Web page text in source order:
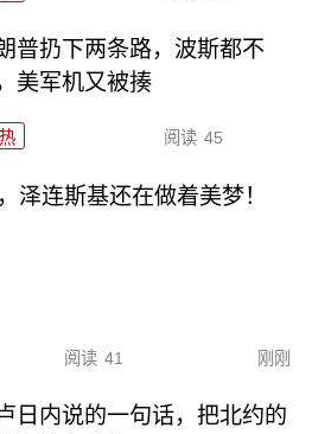
普扔下两条路，波斯都不
美军机又被揍
阅读 45
泽连斯基还在做着美梦！
阅读 41 刚刚
日内说的一句话，把北约的